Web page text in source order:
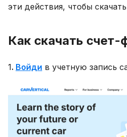
эти действия, чтобы
Как скачать счет-
1. Войди в учетную запись